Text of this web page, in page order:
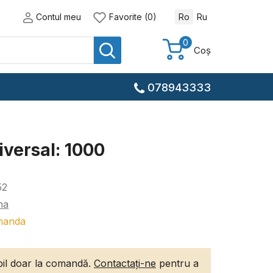
Contul meu Favorite (0) Ro Ru
0
Coș
078943333
1000
doar la comandă. Contactați-ne pentru a